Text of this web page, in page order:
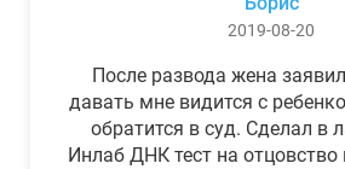
2019-08-20
После развода жена
давать мне видится с
обратится в суд. Сделал в
Инлаб ДНК тест на отцовство